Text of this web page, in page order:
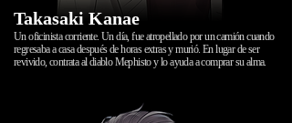
Takasaki Kanae
Un oficinista corriente. Un día, fue atropellado por un camión cuando
regresaba a casa después de horas extras y murió. En lugar de ser
revivido, contrata al diablo Mephisto y lo ayuda a comprar su alma.